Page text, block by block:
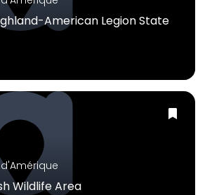
American Legion State
Wildlife Area